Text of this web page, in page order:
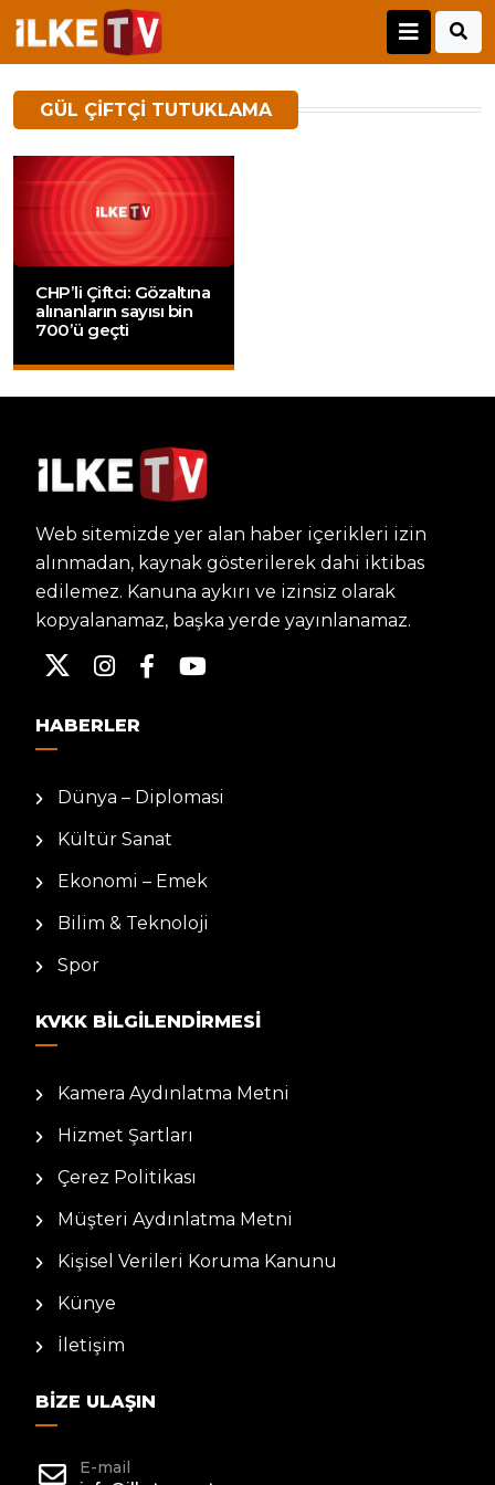
GÜL ÇIFTÇI TUTUKLAMA
CHP’li Çiftci: Gözaltına
alınanların sayısı bin
700’ü geçti
Web sitemizde yer alan haber içerikleri izin
alınmadan, kaynak gösterilerek dahi iktibas
edilemez. Kanuna aykırı ve izinsiz olarak
kopyalanamaz, başka yerde yayınlanamaz.
HABERLER
Dünya – Diplomasi
Kültür Sanat
Ekonomi – Emek
Bilim & Teknoloji
Spor
KVKK BILGILENDIRMESI
Kamera Aydınlatma Metni
Hizmet Şartları
Çerez Politikası
Müşteri Aydınlatma Metni
Kişisel Verileri Koruma Kanunu
Künye
İletişim
BIZE ULAŞIN
E-mail